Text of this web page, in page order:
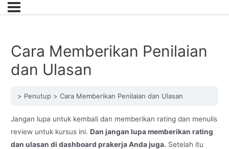
Cara Memberikan Penilaian
dan Ulasan
Penutup Cara Memberikan Penilaian dan Ulasan
Jangan lupa untuk kembali dan memberikan rating dan menulis
review untuk kursus ini. Dan jangan lupa memberikan rating
dan ulasan di dashboard prakerja Anda juga. Setelah itu